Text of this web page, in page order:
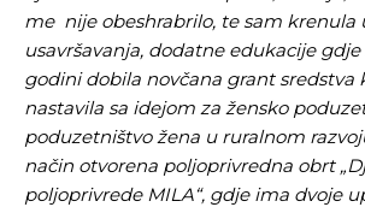
me nije obeshrabrilo, te sam krenula
usavršavanja, dodatne edukacije gdje
godini dobila novčana grant sredstva
nastavila sa idejom za žensko
poduzetništvo žena u ruralnom
način otvorena poljoprivredna obrt
poljoprivrede MILA“, gdje ima dvoje